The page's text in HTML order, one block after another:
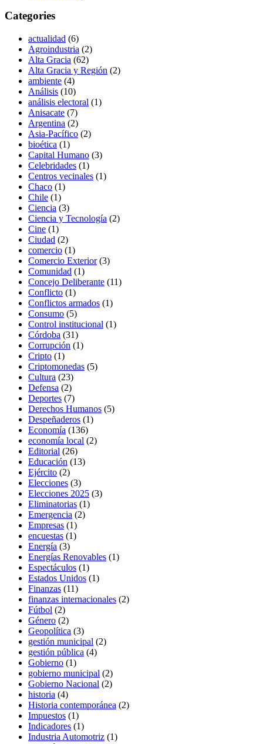
Categories
actualidad (6)
Agroindustria (2)
Alta Gracia (62)
Alta Gracia y Región (2)
ambiente (4)
Análisis (10)
análisis electoral (1)
Anisacate (7)
Argentina (2)
Asia-Pacífico (2)
bioética (1)
Capital Humano (3)
Celebridades (1)
Centros vecinales (1)
Chaco (1)
Chile (1)
Ciencia (3)
Ciencia y Tecnología (2)
Cine (1)
Ciudad (2)
comercio (1)
Comercio Exterior(3)
Comunidad (1)
Concejo Deliberante (11)
Conflicto (1)
Conflictos armados (1)
Consumo (5)
Control institucional (1)
Córdoba (31)
Corrupción (1)
Cripto (1)
Criptomonedas (5)
Cultura (23)
Defensa (2)
Deportes (7)
Derechos Humanos (5)
Despeñaderos (1)
Economía (136)
economía local (2)
Editorial (26)
Educación (13)
Ejército (2)
Elecciones (3)
Elecciones 2025 (3)
Eliminatorias (1)
Emergencia (2)
Empresas (1)
encuestas (1)
Energía (3)
Energías Renovables (1)
Espectáculos (1)
Estados Unidos (1)
Finanzas (11)
finanzas internacionales (2)
Fútbol (2)
Género (2)
Geopolítica (3)
gestión municipal (2)
gestión pública (4)
Gobierno (1)
gobierno municipal (2)
Gobierno Nacional (2)
historia (4)
Historia contemporánea (2)
Impuestos (1)
Indicadores (1)
Industria Automotriz (1)